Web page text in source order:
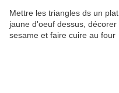
Mettre les triangles ds un
jaune d'oeuf dessus,
sesame et faire cuire au four